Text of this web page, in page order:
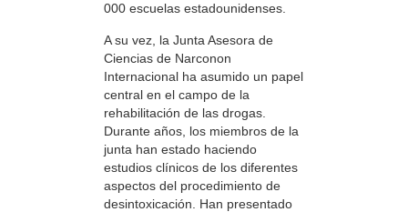
000 escuelas estadounidenses.
A su vez, la Junta Asesora de
Ciencias de Narconon
Internacional ha asumido un papel
central en el campo de la
rehabilitación de las drogas.
Durante años, los miembros de la
junta han estado haciendo
estudios clínicos de los diferentes
aspectos del procedimiento de
desintoxicación. Han presentado